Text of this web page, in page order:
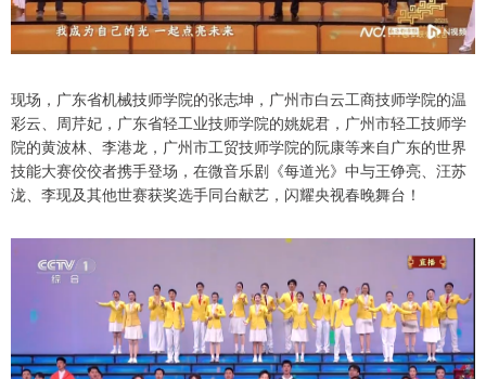
现场，广东省机械技师学院的张志坤，广州市白云工商技师学院的温
彩云、周芹妃，广东省轻工业技师学院的姚妮君，广州市轻工技师学
院的黄波林、李港龙，广州市工贸技师学院的阮康等来自广东的世界
技能大赛佼佼者携手登场，在微音乐剧《每道光》中与王铮亮、汪苏
泷、李现及其他世赛获奖选手同台献艺，闪耀央视春晚舞台！